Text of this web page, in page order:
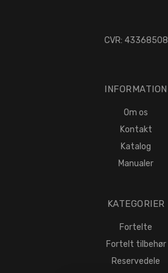
CVR: 43368508
INFORMATION
Om os
Kontakt
Katalog
Manualer
KATEGORIER
Fortelte
Fortelt tilbehør
Reservedele